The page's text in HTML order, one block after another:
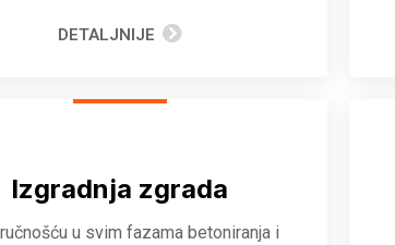
DETALJNIJE
Izgradnja zgrada
u svim fazama betoniranja i